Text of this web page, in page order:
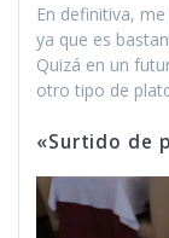
En definitiva,
ya que es
Quizá en un
otro tipo de
«Surtido de